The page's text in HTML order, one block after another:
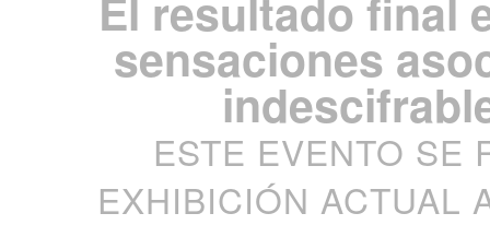
sensaciones
ESTE EVENTO SE
EXHIBICIÓN ACTUAL